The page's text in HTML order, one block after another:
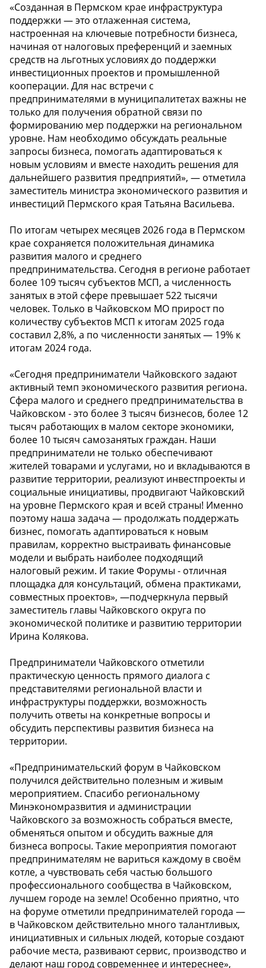
«Созданная в Пермском крае инфраструктура
поддержки — это отлаженная система,
настроенная на ключевые потребности бизнеса,
начиная от налоговых преференций и заемных
средств на льготных условиях до поддержки
инвестиционных проектов и промышленной
кооперации. Для нас встречи с
предпринимателями в муниципалитетах важны не
только для получения обратной связи по
формированию мер поддержки на региональном
уровне. Нам необходимо обсуждать реальные
запросы бизнеса, помогать адаптироваться к
новым условиям и вместе находить решения для
дальнейшего развития предприятий», — отметила
заместитель министра экономического развития и
инвестиций Пермского края Татьяна Васильева.
️По итогам четырех месяцев 2026 года в Пермском
крае сохраняется положительная динамика
развития малого и среднего
предпринимательства. Сегодня в регионе работает
более 109 тысяч субъектов МСП, а численность
занятых в этой сфере превышает 522 тысячи
человек. Только в Чайковском МО прирост по
количеству субъектов МСП к итогам 2025 года
составил 2,8%, а по численности занятых — 19% к
итогам 2024 года.
«Сегодня предприниматели Чайковского задают
активный темп экономического развития региона.
Сфера малого и среднего предпринимательства в
Чайковском - это более 3 тысяч бизнесов, более 12
тысяч работающих в малом секторе экономики,
более 10 тысяч самозанятых граждан. Наши
предприниматели не только обеспечивают
жителей товарами и услугами, но и вкладываются в
развитие территории, реализуют инвестпроекты и
социальные инициативы, продвигают Чайковский
на уровне Пермского края и всей страны! Именно
поэтому наша задача — продолжать поддержать
бизнес, помогать адаптироваться к новым
правилам, корректно выстраивать финансовые
модели и выбрать наиболее подходящий
налоговый режим. И такие Форумы - отличная
площадка для консультаций, обмена практиками,
совместных проектов», —подчеркнула первый
заместитель главы Чайковского округа по
экономической политике и развитию территории
Ирина Колякова.
Предприниматели Чайковского отметили
практическую ценность прямого диалога с
представителями региональной власти и
инфраструктуры поддержки, возможность
получить ответы на конкретные вопросы и
обсудить перспективы развития бизнеса на
территории.
«Предпринимательский форум в Чайковском
получился действительно полезным и живым
мероприятием. Спасибо региональному
Минэкономразвития и администрации
Чайковского за возможность собраться вместе,
обменяться опытом и обсудить важные для
бизнеса вопросы. Такие мероприятия помогают
предпринимателям не вариться каждому в своём
котле, а чувствовать себя частью большого
профессионального сообщества в Чайковском,
лучшем городе на земле! Особенно приятно, что
на форуме отметили предпринимателей города —
в Чайковском действительно много талантливых,
инициативных и сильных людей, которые создают
рабочие места, развивают сервис, производство и
делают наш город современнее и интереснее»,